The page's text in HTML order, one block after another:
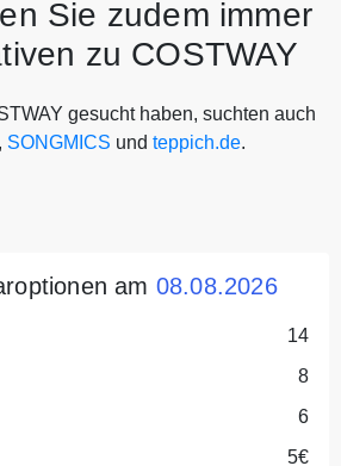
Sie zudem immer
zu COSTWAY
gesucht haben, suchten auch
, SONGMICS und teppich.de.
am 08.08.2026
14
8
6
5€